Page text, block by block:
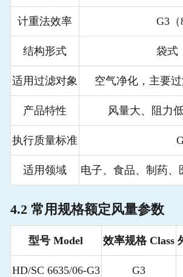
计重法效率 G3（
结构形式 袋式
适用过滤对象 空气净化，主要
产品特性 风量大、阻力
执行质量标准
适用领域 电子、食品、制药
4.2 常用规格额定风量参数
型号 Model 效率规格 Class
HD/SC 6635/06-G3 G3